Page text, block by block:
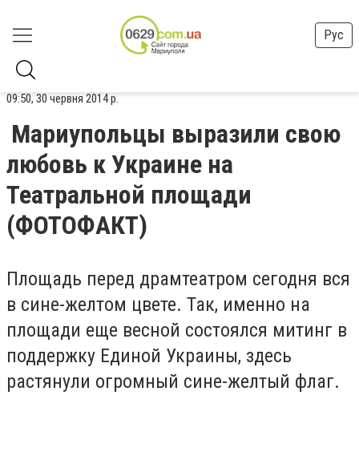
Рус
09:50, 30 червня 2014 р.
Мариупольцы выразили свою
любовь к Украине на
Театральной площади
(ФОТОФАКТ)
Площадь перед драмтеатром сегодня вся
в сине-желтом цвете. Так, именно на
площади еще весной состоялся митинг в
поддержку Единой Украины, здесь
растянули огромный сине-желтый флаг.